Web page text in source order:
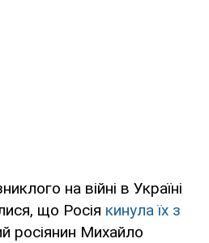
на війні в Україні
що Росія кинула їх з
росіянин Михайло